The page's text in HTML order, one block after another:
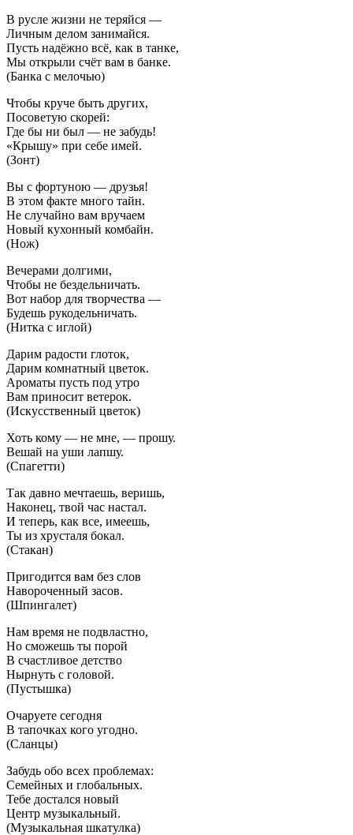
В русле жизни не теряйся —
Личным делом занимайся.
Пусть надёжно всё, как в танке,
Мы открыли счёт вам в банке.
(Банка с мелочью)
Чтобы круче быть других,
Посоветую скорей:
Где бы ни был — не забудь!
«Крышу» при себе имей.
(Зонт)
Вы с фортуною — друзья!
В этом факте много тайн.
Не случайно вам вручаем
Новый кухонный комбайн.
(Нож)
Вечерами долгими,
Чтобы не бездельничать.
Вот набор для творчества —
Будешь рукодельничать.
(Нитка с иглой)
Дарим радости глоток,
Дарим комнатный цветок.
Ароматы пусть под утро
Вам приносит ветерок.
(Искусственный цветок)
Хоть кому — не мне, — прошу.
Вешай на уши лапшу.
(Спагетти)
Так давно мечтаешь, веришь,
Наконец, твой час настал.
И теперь, как все, имеешь,
Ты из хрусталя бокал.
(Стакан)
Пригодится вам без слов
Навороченный засов.
(Шпингалет)
Нам время не подвластно,
Но сможешь ты порой
В счастливое детство
Нырнуть с головой.
(Пустышка)
Очаруете сегодня
В тапочках кого угодно.
(Сланцы)
Забудь обо всех проблемах:
Семейных и глобальных.
Тебе достался новый
Центр музыкальный.
(Музыкальная шкатулка)